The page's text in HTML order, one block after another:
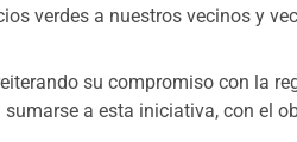
verdes a nuestros vecinos y
su compromiso con la
a esta iniciativa, con el